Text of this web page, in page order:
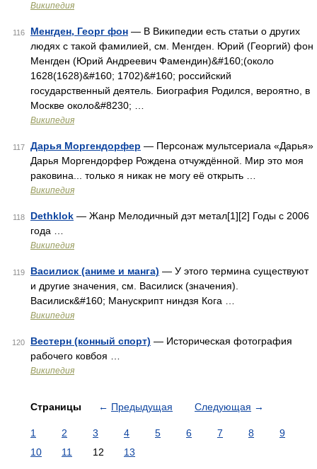
Википедия
116 Менгден, Георг фон — В Википедии есть статьи о других
людях с такой фамилией, см. Менгден. Юрий (Георгий) фон
Менгден (Юрий Андреевич Фамендин)&#160;(около
1628(1628)&#160; 1702)&#160; российский
государственный деятель. Биография Родился, вероятно, в
Москве около&#8230; …
Википедия
117 Дарья Моргендорфер — Персонаж мультсериала «Дарья»
Дарья Моргендорфер Рождена отчуждённой. Мир это моя
раковина... только я никак не могу её открыть …
Википедия
118 Dethklok — Жанр Мелодичный дэт метал[1][2] Годы с 2006
года …
Википедия
119 Василиск (аниме и манга) — У этого термина существуют
и другие значения, см. Василиск (значения).
Василиск&#160; Манускрипт ниндзя Кога …
Википедия
120 Вестерн (конный спорт) — Историческая фотография
рабочего ковбоя …
Википедия
Страницы ← Предыдущая Следующая →
1 2 3 4 5 6 7 8
9
10
11 12 13